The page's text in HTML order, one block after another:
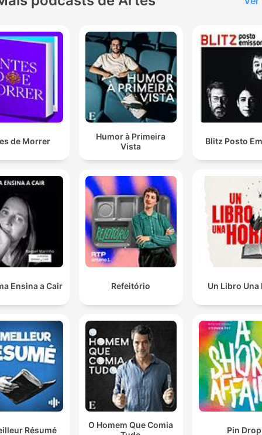
de Morrer
Humor à Primeira
Vista
Blitz Posto
Ensina a Cair Refeitório Un Libro Una
Résumé
O Homem Que Comia
Pin Drop